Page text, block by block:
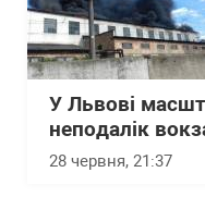
У Львові
неподалік
28 червня, 21:37